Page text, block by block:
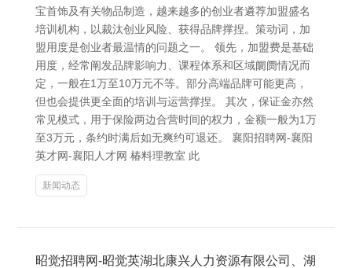
宝首饰及有关物品制造，越来越多的创业者遴荐加盟盛名
培训机构，以裁汰创业风险、获得品牌撑捏。策动词，加
盟用度是创业者最温情的问题之一。 领先，加盟费是基础
用度，经常阐发品牌影响力、课程体系和区域阛阓情况而
定，一般在1万至10万元不等。部分高端品牌可能更高，
但也会提供更全面的培训与运营撑捏。 其次，保证金亦然
常见模式，用于保险两边合营时间的权力，金额一般为1万
至3万元，条约时满后如无爽约可退还。 襄阳招聘网-襄阳
英才网-襄阳人才网 椿料理教室 此
新闻动态
昭觉招聘网-昭觉英湖北康兴人力资源有限公司、湖